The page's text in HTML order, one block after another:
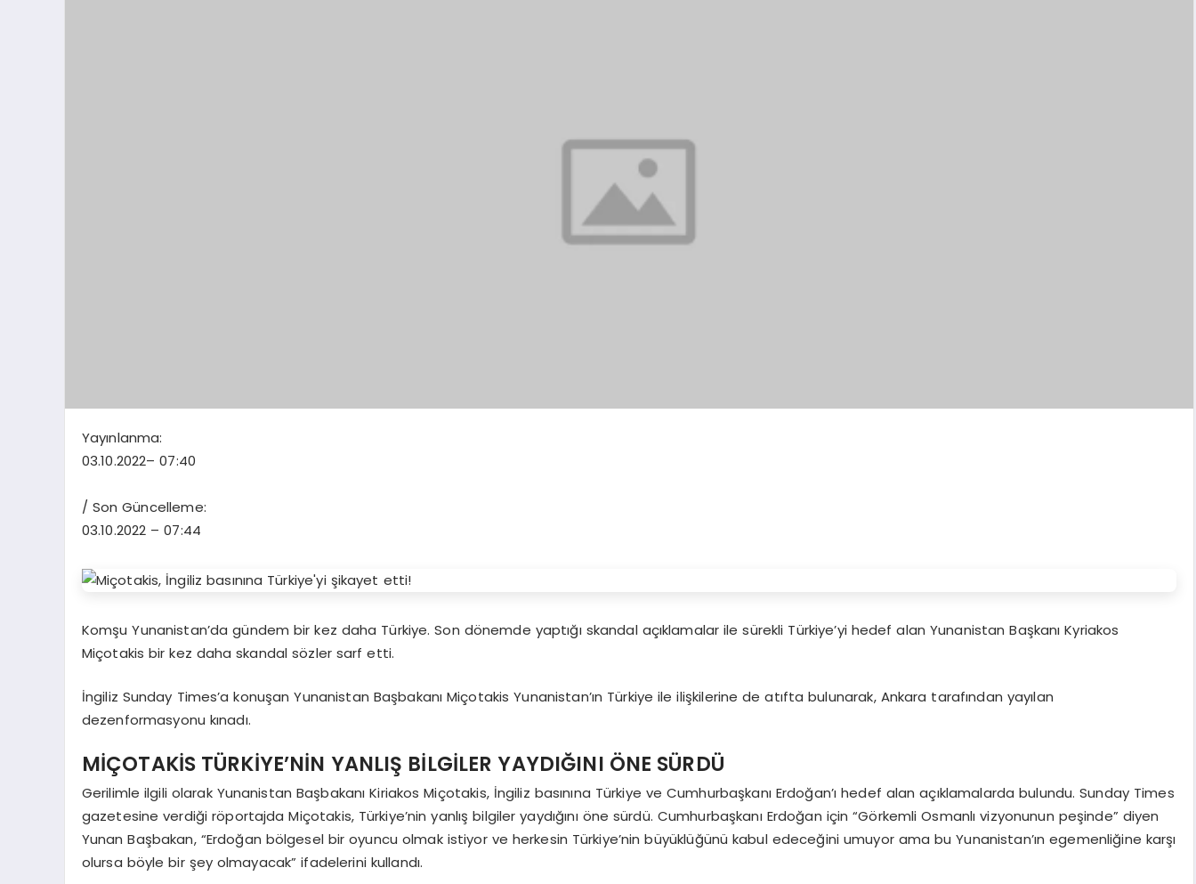
Yayınlanma:
03.10.2022– 07:40
/ Son Güncelleme:
03.10.2022 – 07:44
Komşu Yunanistan’da gündem bir kez daha Türkiye. Son dönemde yaptığı skandal açıklamalar ile sürekli Türkiye’yi hedef alan Yunanistan Başkanı Kyriakos
Miçotakis bir kez daha skandal sözler sarf etti.
İngiliz Sunday Times’a konuşan Yunanistan Başbakanı Miçotakis Yunanistan’ın Türkiye ile ilişkilerine de atıfta bulunarak, Ankara tarafından yayılan
dezenformasyonu kınadı.
MİÇOTAKİS TÜRKİYE’NİN YANLIŞ BİLGİLER YAYDIĞINI ÖNE SÜRDÜ
Gerilimle ilgili olarak Yunanistan Başbakanı Kiriakos Miçotakis, İngiliz basınına Türkiye ve Cumhurbaşkanı Erdoğan’ı hedef alan açıklamalarda bulundu. Sunday Times
gazetesine verdiği röportajda Miçotakis, Türkiye’nin yanlış bilgiler yaydığını öne sürdü. Cumhurbaşkanı Erdoğan için “Görkemli Osmanlı vizyonunun peşinde” diyen
Yunan Başbakan, “Erdoğan bölgesel bir oyuncu olmak istiyor ve herkesin Türkiye’nin büyüklüğünü kabul edeceğini umuyor ama bu Yunanistan’ın egemenliğine karşı
olursa böyle bir şey olmayacak” ifadelerini kullandı.